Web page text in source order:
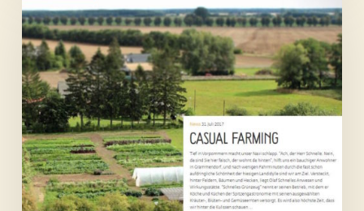
–
über
Schnelles
Grünzeug